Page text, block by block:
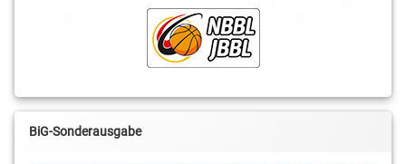
BiG-Sonderausgabe